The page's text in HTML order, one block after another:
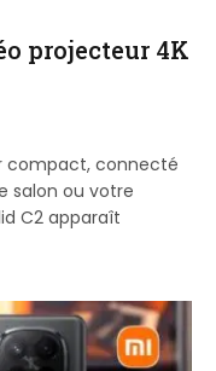
projecteur 4K
compact, connecté
salon ou votre
C2 apparaît